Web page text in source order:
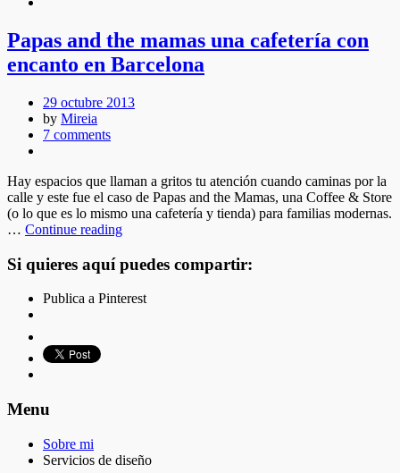
Papas and the mamas una cafetería con
encanto en Barcelona
29 octubre 2013
by Mireia
7 comments
Hay espacios que llaman a gritos tu atención cuando caminas por la
calle y este fue el caso de Papas and the Mamas, una Coffee & Store
(o lo que es lo mismo una cafetería y tienda) para familias modernas.
… Continue reading
Si quieres aquí puedes compartir:
Publica a Pinterest
Menu
Sobre mi
Servicios de diseño